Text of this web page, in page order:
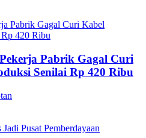
Pabrik Gagal Curi
Senilai Rp 420 Ribu